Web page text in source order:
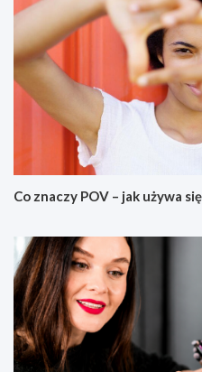
Co znaczy POV – jak używa